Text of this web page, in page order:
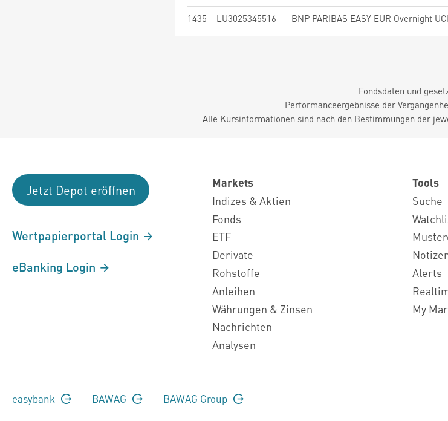
1435 LU3025345516 BNP PARIBAS EASY EUR Overnight
Fondsdaten und
Performanceergebnisse der
Alle Kursinformationen sind nach den Bestimmungen der
Jetzt Depot eröffnen
Wertpapierportal Login
eBanking Login
Markets
Indizes & Aktien
Fonds
ETF
Derivate
Rohstoffe
Anleihen
Währungen & Zinsen
Nachrichten
Analysen
Tools
Suche
Alerts
My
easybank BAWAG BAWAG Group